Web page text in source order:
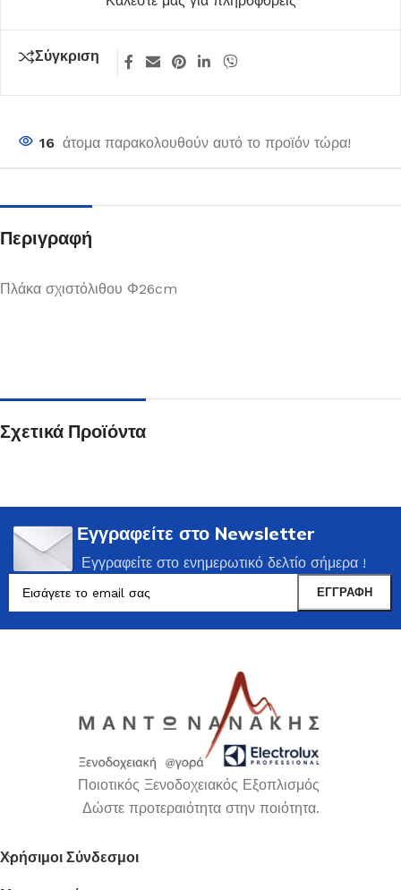
Σύγκριση
16 άτομα παρακολουθούν αυτό το προϊόν τώρα!
Περιγραφή
Πλάκα σχιστόλιθου Φ26cm
Σχετικά Προϊόντα
Εγγραφείτε στο Newsletter
Εγγραφείτε στο ενημερωτικό δελτίο σήμερα !
Ποιοτικός Ξενοδοχειακός Εξοπλισμός
Δώστε προτεραιότητα στην ποιότητα.
Χρήσιμοι Σύνδεσμοι